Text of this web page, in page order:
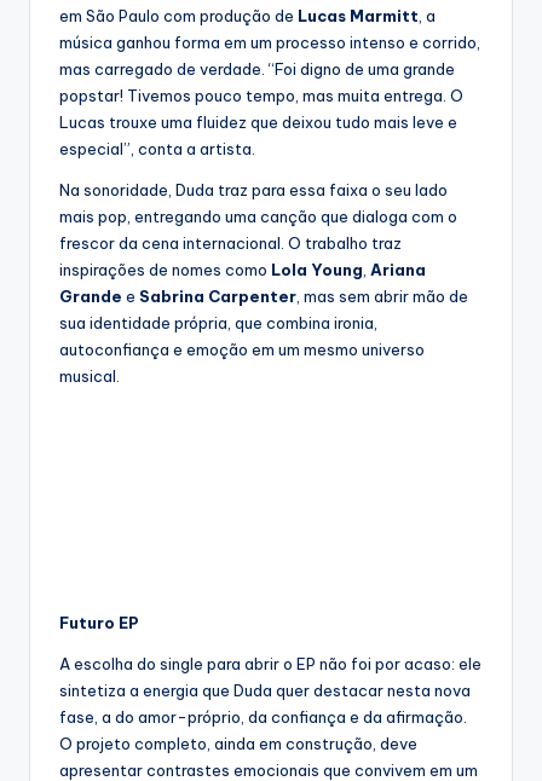
em São Paulo com produção de Lucas Marmitt , a
música ganhou forma em um processo intenso e corrido,
mas carregado de verdade. “Foi digno de uma grande
popstar! Tivemos pouco tempo, mas muita entrega. O
Lucas trouxe uma fluidez que deixou tudo mais leve e
especial”, conta a artista.
Na sonoridade, Duda traz para essa faixa o seu lado
mais pop, entregando uma canção que dialoga com o
frescor da cena internacional. O trabalho traz
inspirações de nomes como Lola Young Ariana
Grande e Sabrina Carpenter , mas sem abrir mão de
sua identidade própria, que combina ironia,
autoconfiança e emoção em um mesmo universo
musical.
Futuro EP
A escolha do single para abrir o EP não foi por acaso: ele
sintetiza a energia que Duda quer destacar nesta nova
fase, a do amor-próprio, da confiança e da afirmação.
O projeto completo, ainda em construção, deve
apresentar contrastes emocionais que convivem em um